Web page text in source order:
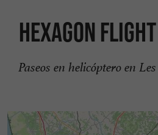
Hexagon
Paseos en helicóptero en